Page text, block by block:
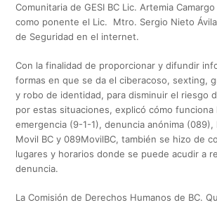
Comunitaria de GESI BC Lic. Artemia
como ponente el Lic. Mtro. Sergio Nieto
de Seguridad en el internet.
Con la finalidad de proporcionar y difundir
formas en que se da el ciberacoso, sexting,
y robo de identidad, para disminuir el riesgo
por estas situaciones, explicó cómo funciona
emergencia (9-1-1), denuncia anónima (089),
Movil BC y 089MovilBC, también se hizo de
lugares y horarios donde se puede acudir a
denuncia.
La Comisión de Derechos Humanos de BC.